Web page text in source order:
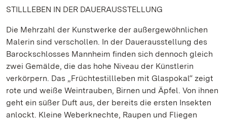
STILLLEBEN IN DER DAUERAUSSTELLUNG
Die Mehrzahl der Kunstwerke der außergewöhnlichen
Malerin sind verschollen. In der Dauerausstellung des
Barockschlosses Mannheim finden sich dennoch gleich
zwei Gemälde, die das hohe Niveau der Künstlerin
verkörpern. Das „Früchtestillleben mit Glaspokal“ zeigt
rote und weiße Weintrauben, Birnen und Äpfel. Von ihnen
geht ein süßer Duft aus, der bereits die ersten Insekten
anlockt. Kleine Weberknechte, Raupen und Fliegen